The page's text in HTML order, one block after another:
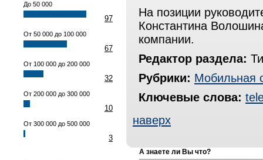
До 50 000
97
От 50 000 до 100 000
67
От 100 000 до 200 000
32
От 200 000 до 300 000
10
От 300 000 до 500 000
3
На позиции
Константина
компании.
Редактор раздела:
Рубрики: Мобильная
Ключевые слова:
наверх
А знаете ли Вы что?